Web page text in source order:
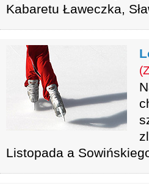
Kabaretu Ławeczka,
Listopada a